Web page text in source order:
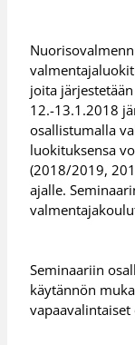
joita
12.-13.1.2018
osallistumalla
luokituksensa
(2018/2019,
ajalle.
Seminaariin
käytännön